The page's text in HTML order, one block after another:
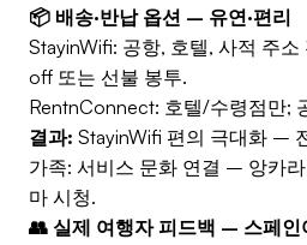
📦 배송·반납 옵션 – 유연·편리
StayinWifi: 공항, 호텔, 사적 주
off 또는 선불 봉투.
RentnConnect: 호텔/수령점만;
결과: StayinWifi 편의 극대화 –
가족: 서비스 문화 연결 – 앙카
마 시청.
👥 실제 여행자 피드백 – 스페인